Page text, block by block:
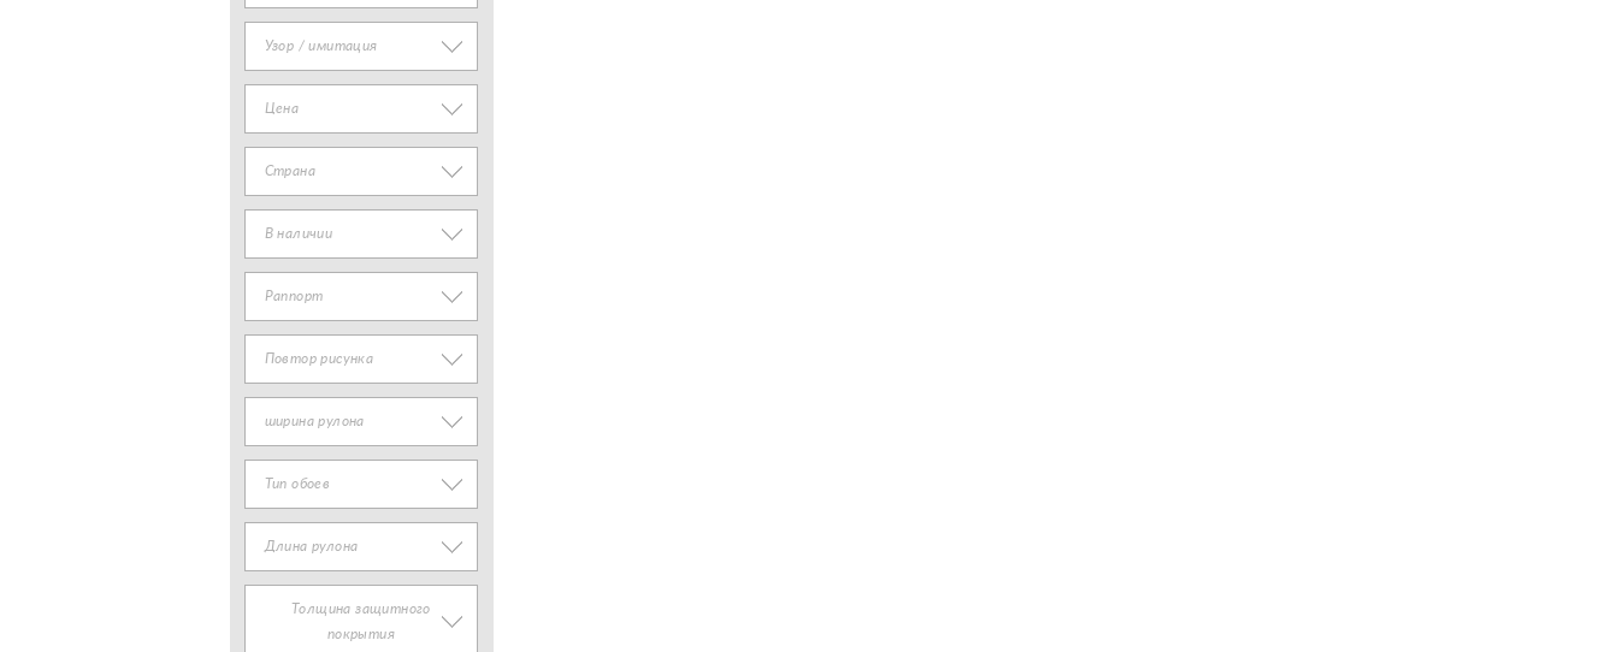
Узор / имитация
Цена
Страна
В наличии
Раппорт
Повтор рисунка
ширина рулона
Тип обоев
Длина рулона
Толщина защитного
покрытия